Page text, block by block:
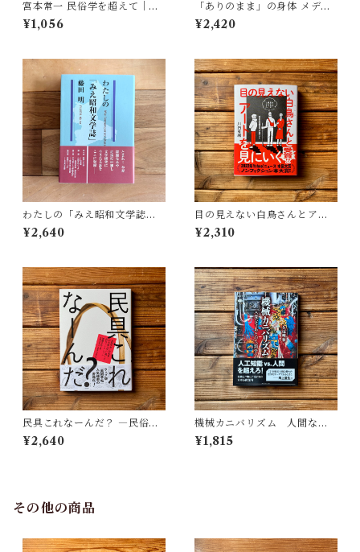
宮本常一 民俗学を超えて｜木
村 哲也
¥1,056
「ありのまま」の身体 メディ
アが描く私の見た目 | 藤嶋 陽
子(著)
¥2,420
わたしの「みえ昭和文学誌」 |
藤田 明
¥2,640
目の見えない白鳥さんとアー
トを見にいく | 川内 有緒
¥2,310
民具これなーんだ？ ―民俗学
者・宮本常一が美術大学に遺
した民具コレクション | 加藤幸
¥2,640
機械カニバリズム 人間なき
あとの人類学へ｜久保 明教
¥1,815
その他の商品